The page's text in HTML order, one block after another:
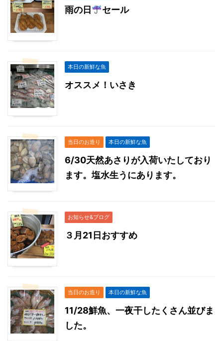
雨の日 セール
本日の新鮮な魚
オススメ！いさき
当日のお造り 本日の新鮮な魚
6/30天然あさりが入荷いたしており
ます。塩水生うにあります。
お知らせ&ブログ
３月21日おすすめ
当日のお造り 本日の新鮮な魚
11/28鮮魚、一夜干したくさん並びま
した。